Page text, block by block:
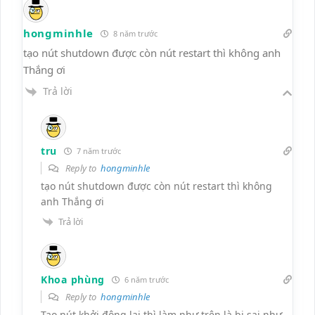
hongminhle 8 năm trước
tạo nút shutdown được còn nút restart thì không anh
Thắng ơi
Trả lời
tru 7 năm trước
Reply to hongminhle
tạo nút shutdown được còn nút restart thì không
anh Thắng ơi
Trả lời
Khoa phùng 6 năm trước
Reply to hongminhle